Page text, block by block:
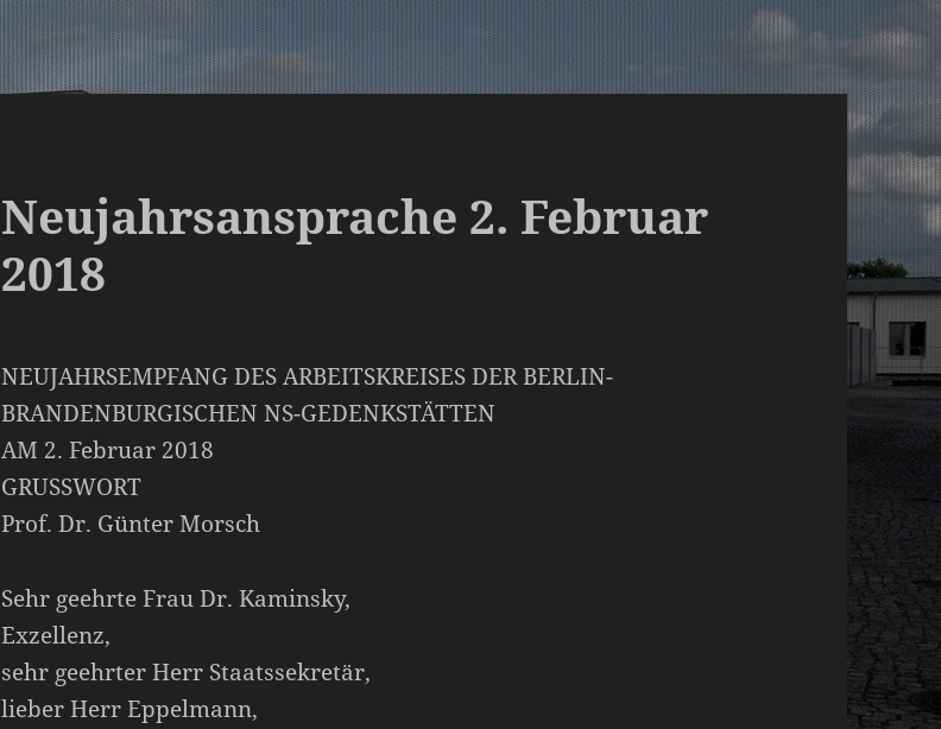
Neujahrsansprache 2. Februar
2018
NEUJAHRSEMPFANG DES ARBEITSKREISES DER BERLIN-
BRANDENBURGISCHEN NS-GEDENKSTÄTTEN
AM 2. Februar 2018
GRUSSWORT
Prof. Dr. Günter Morsch
Sehr geehrte Frau Dr. Kaminsky,
Exzellenz,
sehr geehrter Herr Staatssekretär,
lieber Herr Eppelmann,